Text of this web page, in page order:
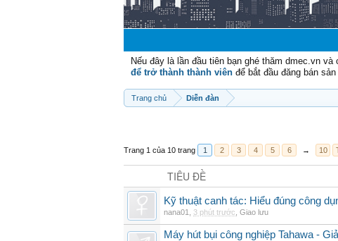
Nếu đây là lần đầu tiên bạn ghé thăm dmec.vn
để trở thành thành viên để bắt đầu đăng bán
Trang chủ Diễn đàn
Trang 1 của 10 trang 1 2 3 4 5 6 → 10
TIÊU ĐỀ
Kỹ thuật canh tác: Hiểu đúng công
nana01 3 phút trước Giao lưu
Máy hút bụi công nghiệp Tahawa -